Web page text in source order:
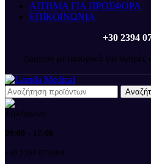
ΑΙΤΗΜΑ ΓΙΑ ΠΡΟΣΦΟΡΑ
ΕΠΙΚΟΙΝΩΝΙΑ
+30 2394
Δωρεάν μεταφορικά για
09:00 - 17:00
+30 2394 071684